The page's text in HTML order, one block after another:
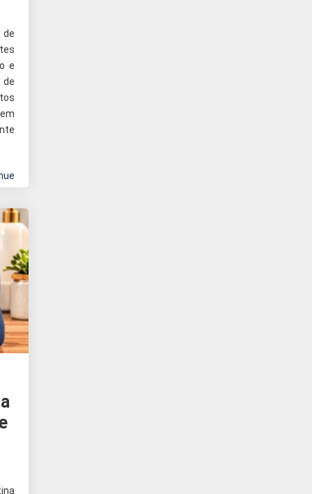
e
de